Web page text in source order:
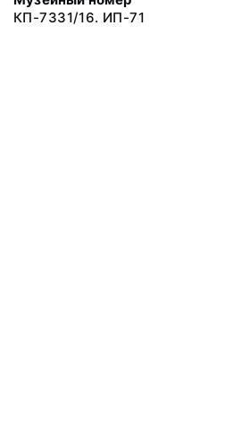
КП-7331/16. ИП-71